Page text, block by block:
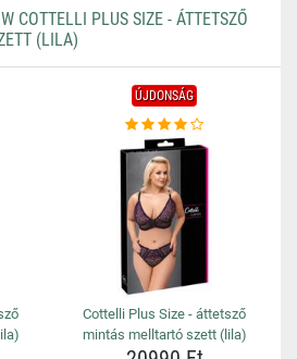
COTTELLI PLUS SIZE - ÁTTETSZŐ
(LILA)
ÚJDONSÁG
Cottelli Plus Size - áttetsző
mintás melltartó szett (lila)